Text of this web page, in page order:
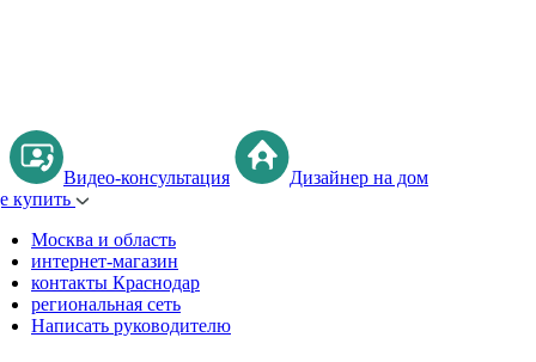
Видео-консультация
Дизайнер на дом
купить
Москва и область
интернет-магазин
контакты Краснодар
региональная сеть
Написать руководителю